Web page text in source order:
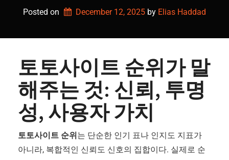
Posted on December 12, 2025 by Elias Haddad
토토사이트 순위가 말
해주는 것: 신뢰, 투명
성, 사용자 가치
토토사이트 순위는 단순한 인기 표나 인지도 지표가
아니라, 복합적인 신뢰도 신호의 집합이다. 실제로 순